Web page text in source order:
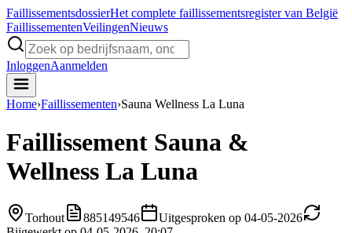
FaillissementsdossierHet complete faillissementsregister van België
FaillissementenVeilingenNieuws
InloggenAanmelden
Home›Faillissementen›Sauna Wellness La Luna
Faillissement Sauna &
Wellness La Luna
Torhout 885149546
Uitgesproken op 04-05-2026